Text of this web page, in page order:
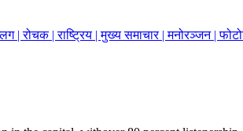
|रोचक |राष्ट्रिय |मुख्य समाचार |मनोरञ्जन |